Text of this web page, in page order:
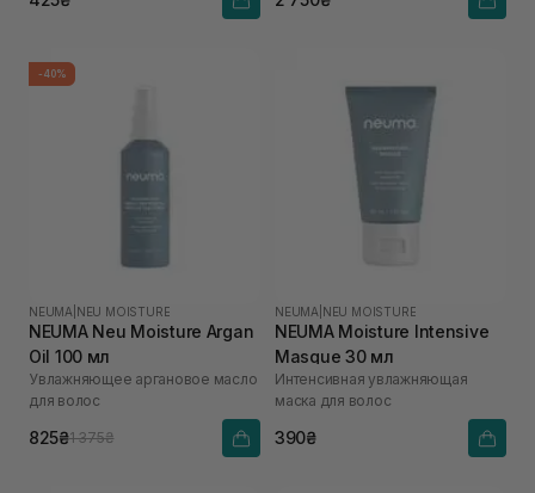
-40%
NEUMA NEU MOISTURE
NEUMA Neu Moisture Argan
Oil 100 мл
Увлажняющее аргановое масло
для волос
825₴1 375₴
NEUMA NEU MOISTURE
NEUMA Moisture Intensive
Masque 30 мл
Интенсивная увлажняющая
маска для волос
390₴